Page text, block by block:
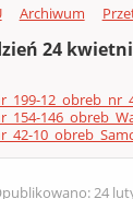
Archiwum
24
24